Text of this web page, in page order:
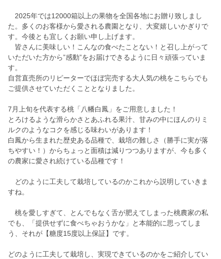
2025年では12000箱以上の果物を全国各地にお贈り致しまし
た。多くのお客様から愛される農園となり、大変嬉しいかぎりで
す。今後とも宜しくお願い申し上げます。
皆さんに美味しい！こんなの食べたことない！と召し上がって
いただいた方から”感動”をお届けできるように日々頑張っていま
す。
自営直売所のリピーターでほぼ完売する大人気の桃をこちらでも
ご提供させていただくこととなりました。
7月上旬を代表する桃「八幡白鳳」をご用意しました！
とろけるような滑らかさとあふれる果汁、甘みの中にほんのりミ
ルクのようなコクを感じる味わいがあります！
白鳳から生まれた歴史ある品種で、栽培の難しさ（勝手に実が落
ちやすい！）からちょっと面積は減りつつありますが、今も多く
の農家に愛され続けている品種です！
どのように工夫して栽培しているのかこれから説明していきま
すね。
桃を愛しすぎて、とんでもなく舌が肥えてしまった桃農家の私
でも、「提供せずに食べちゃおうかな」と本能的に思ってしま
う、それが【糖度15度以上保証】です。
どのように工夫して栽培し、実現できているのかをご紹介してい